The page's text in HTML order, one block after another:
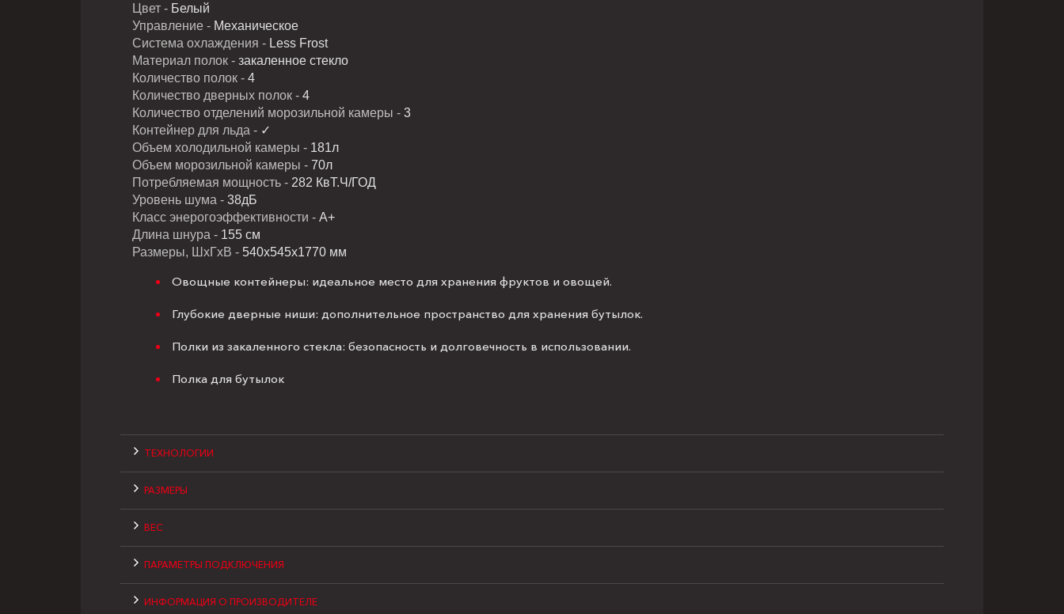
Цвет - Белый
Управление - Механическое
Система охлаждения - Less Frost
Материал полок - закаленное стекло
Количество полок - 4
Количество дверных полок - 4
Количество отделений морозильной камеры - 3
Контейнер для льда - ✓
Объем холодильной камеры - 181л
Объем морозильной камеры - 70л
Потребляемая мощность - 282 КвТ.Ч/ГОД
Уровень шума - 38дБ
Класс энерогоэффективности - А+
Длина шнура - 155 см
Размеры, ШхГхВ - 540х545х1770 мм
Овощные контейнеры: идеальное место для хранения фруктов и овощей.
Глубокие дверные ниши: дополнительное пространство для хранения бутылок.
Полки из закаленного стекла: безопасность и долговечность в использовании.
Полка для бутылок
ТЕХНОЛОГИИ
РАЗМЕРЫ
ВЕС
ПАРАМЕТРЫ ПОДКЛЮЧЕНИЯ
ИНФОРМАЦИЯ О ПРОИЗВОДИТЕЛЕ